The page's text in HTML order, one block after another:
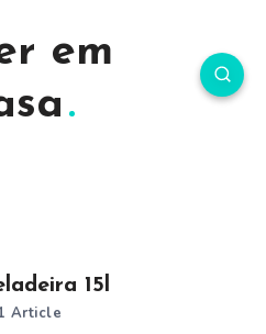
em
15l
Article